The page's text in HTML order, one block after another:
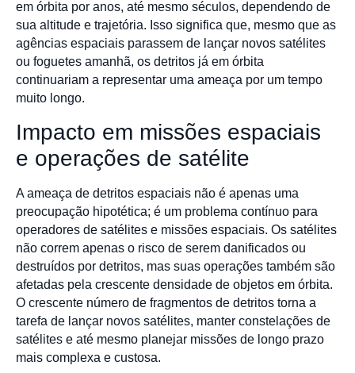
em órbita por anos, até mesmo séculos, dependendo de
sua altitude e trajetória. Isso significa que, mesmo que as
agências espaciais parassem de lançar novos satélites
ou foguetes amanhã, os detritos já em órbita
continuariam a representar uma ameaça por um tempo
muito longo.
Impacto em missões espaciais
e operações de satélite
A ameaça de detritos espaciais não é apenas uma
preocupação hipotética; é um problema contínuo para
operadores de satélites e missões espaciais. Os satélites
não correm apenas o risco de serem danificados ou
destruídos por detritos, mas suas operações também são
afetadas pela crescente densidade de objetos em órbita.
O crescente número de fragmentos de detritos torna a
tarefa de lançar novos satélites, manter constelações de
satélites e até mesmo planejar missões de longo prazo
mais complexa e custosa.